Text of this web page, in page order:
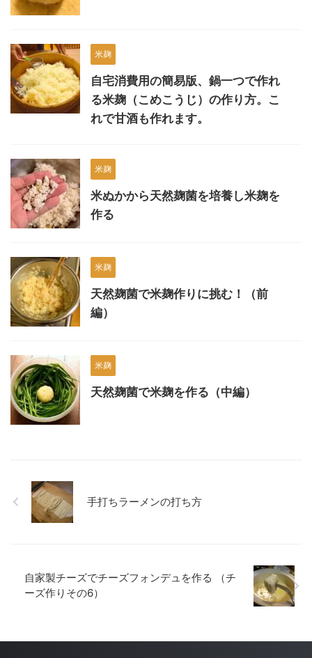
米麹
自宅消費用の簡易版、鍋一つで作れ
る米麹（こめこうじ）の作り方。こ
れで甘酒も作れます。
米麹
米ぬかから天然麹菌を培養し米麹を
作る
米麹
天然麹菌で米麹作りに挑む！（前
編）
米麹
天然麹菌で米麹を作る（中編）
手打ちラーメンの打ち方
自家製チーズでチーズフォンデュを作る （チ
ーズ作りその6）